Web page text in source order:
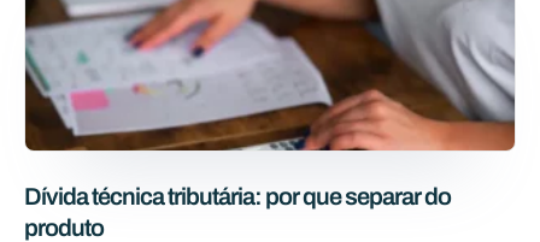
Dívida técnica tributária: por que separar do
produto